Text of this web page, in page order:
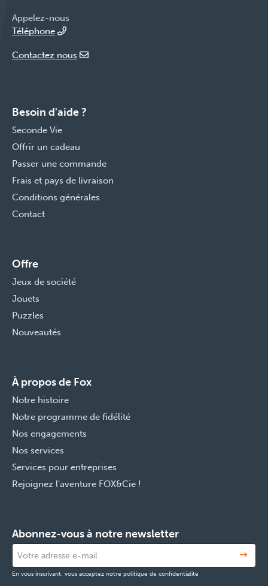
Appelez-nous
Téléphone
Contactez nous
Besoin d'aide ?
Seconde Vie
Offrir un cadeau
Passer une commande
Frais et pays de livraison
Conditions générales
Contact
Offre
Jeux de société
Jouets
Puzzles
Nouveautés
À propos de Fox
Notre histoire
Notre programme de fidélité
Nos engagements
Nos services
Services pour entreprises
Rejoignez l'aventure FOX&Cie !
Abonnez-vous à notre newsletter
En vous inscrivant, vous acceptez notre politique de confidentialité